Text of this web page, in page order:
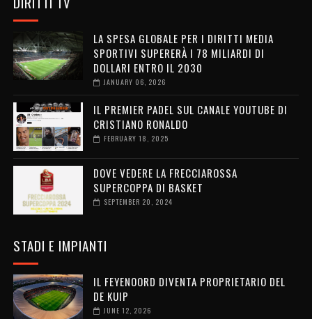
LA SPESA GLOBALE PER I DIRITTI MEDIA
SPORTIVI SUPERERÀ I 78 MILIARDI DI
DOLLARI ENTRO IL 2030
JANUARY 06, 2026
IL PREMIER PADEL SUL CANALE YOUTUBE DI
CRISTIANO RONALDO
FEBRUARY 18, 2025
DOVE VEDERE LA FRECCIAROSSA
SUPERCOPPA DI BASKET
SEPTEMBER 20, 2024
STADI E IMPIANTI
IL FEYENOORD DIVENTA PROPRIETARIO DEL
DE KUIP
JUNE 12, 2026